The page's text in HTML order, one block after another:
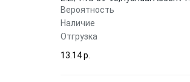
Вероятность
Наличие
Отгрузка
13.14 p.